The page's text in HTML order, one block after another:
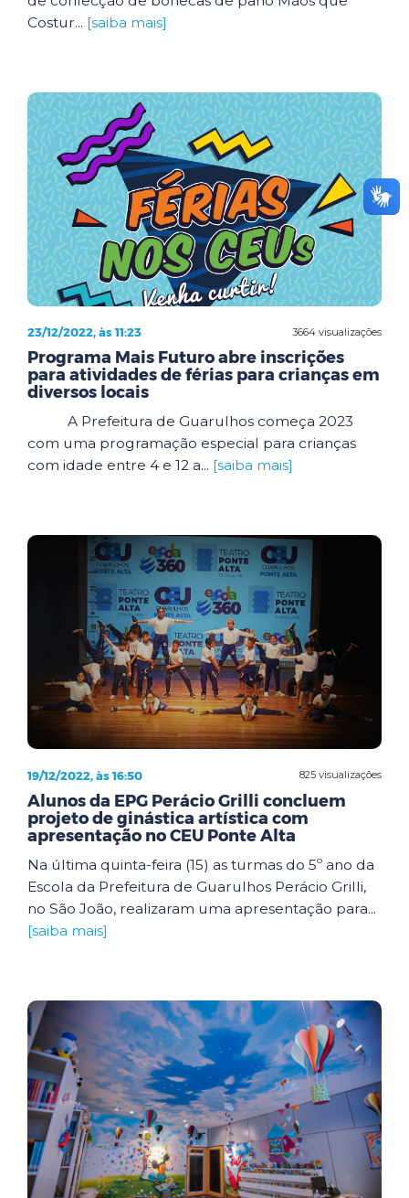
Costur... [saiba mais]
3664 visualizações
23/12/2022, às 11:23
Programa Mais Futuro abre inscrições
para atividades de férias para crianças em
diversos locais
A Prefeitura de Guarulhos começa 2023
com uma programação especial para crianças
com idade entre 4 e 12 a... [saiba mais]
825 visualizações
19/12/2022, às 16:50
Alunos da EPG Perácio Grilli concluem
projeto de ginástica artística com
apresentação no CEU Ponte Alta
Na última quinta-feira (15) as turmas do 5º ano da
Escola da Prefeitura de Guarulhos Perácio Grilli,
no São João, realizaram uma apresentação para...
[saiba mais]